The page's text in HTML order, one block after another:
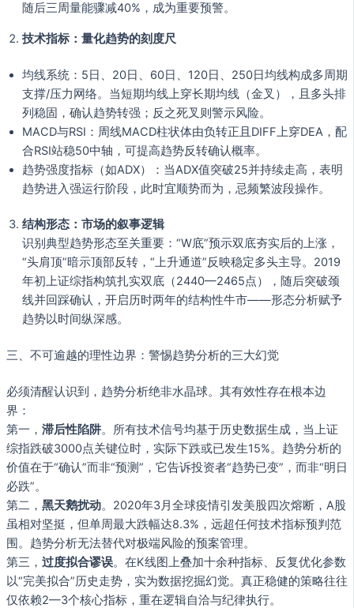
随后三周量能骤减40%，成为重要预警。
技术指标：量化趋势的刻度尺
均线系统：5日、20日、60日、120日、250日均线构成多周期
支撑/压力网络。当短期均线上穿长期均线（金叉），且多头排
列稳固，确认趋势转强；反之死叉则警示风险。
MACD与RSI：周线MACD柱状体由负转正且DIFF上穿DEA，配
合RSI站稳50中轴，可提高趋势反转确认概率。
趋势强度指标（如ADX）：当ADX值突破25并持续走高，表明
趋势进入强运行阶段，此时宜顺势而为，忌频繁波段操作。
结构形态：市场的叙事逻辑
识别典型趋势形态至关重要：“W底”预示双底夯实后的上涨，
“头肩顶”暗示顶部反转，“上升通道”反映稳定多头主导。2019
年初上证综指构筑扎实双底（2440—2465点），随后突破颈
线并回踩确认，开启历时两年的结构性牛市——形态分析赋予
趋势以时间纵深感。
三、不可逾越的理性边界：警惕趋势分析的三大幻觉
必须清醒认识到，趋势分析绝非水晶球。其有效性存在根本边
界：
第一， 滞后性陷阱。所有技术信号均基于历史数据生成，当上证
综指跌破3000点关键位时，实际下跌或已发生15%。趋势分析的
价值在于“确认”而非“预测”，它告诉投资者“趋势已变”，而非“明日
必跌”。
第二， 黑天鹅扰动。2020年3月全球疫情引发美股四次熔断，A股
虽相对坚挺，但单周最大跌幅达8.3%，远超任何技术指标预判范
围。趋势分析无法替代对极端风险的预案管理。
第三， 过度拟合谬误。在K线图上叠加十余种指标、反复优化参数
以“完美拟合”历史走势，实为数据挖掘幻觉。真正稳健的策略往往
仅依赖2—3个核心指标，重在逻辑自洽与纪律执行。